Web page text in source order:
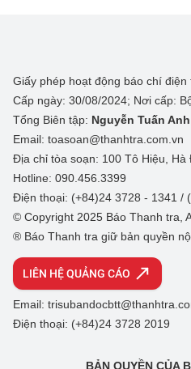
Giấy phép hoạt động báo chí
Cấp ngày: 30/08/2024; Nơi cấp:
Tổng Biên tập: Nguyễn Tuấn Anh
Email: toasoan@thanhtra.com.vn
Địa chỉ tòa soạn: 100 Tô Hiệu, Hà
Hotline: 090.456.3399
Điện thoại: (+84)24 3728 - 1341 /
© Copyright 2025 Báo Thanh tra,
® Báo Thanh tra giữ bản quyền
LIÊN HỆ QUẢNG CÁO
Email:
Điện thoại: (+84)24 3728 2019
BẢN QUYỀN CỦA